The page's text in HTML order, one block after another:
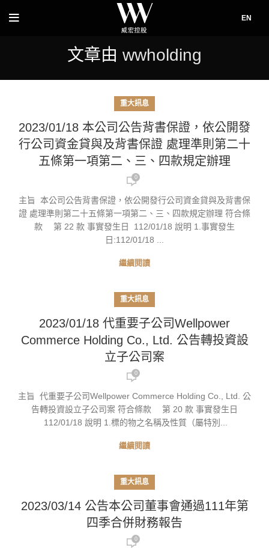
EN
文章由 wwholding
重大訊息
2023/01/18 本公司公告背書保證，依公開發
行公司資金貸與及背書保證 處理準則第二十
五條第一項第二、三、四款規定辦理
0
主旨 本公司公告背書保證，依公開發行公司資金貸與及背書保
證 處理準則第二十五條第一項第二、三、四款規定辦理 符合條
款 第 22 款 事實發生日 112/01/18 說明 1.事實發生
日:112/01/18 ...
繼續閱讀
重大訊息
2023/01/18 代重要子公司Wellpower
Commerce Holding Co., Ltd. 公告轉投資設
立子公司案
0
主旨 代重要子公司Wellpower Commerce Holding Co., Ltd. 公
告轉投資設立子公司案 符合條款 第 20 款 事實發生日
112/01/18 說明 1.標的物之名稱及性質（屬特別...
繼續閱讀
重大訊息
2023/03/14 公告本公司董事會通過111年第
四季合併財務報告
0